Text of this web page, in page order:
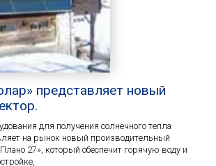
представляет новый
для получения солнечного тепла
на рынок новый производительный
27», который обеспечит горячую воду и